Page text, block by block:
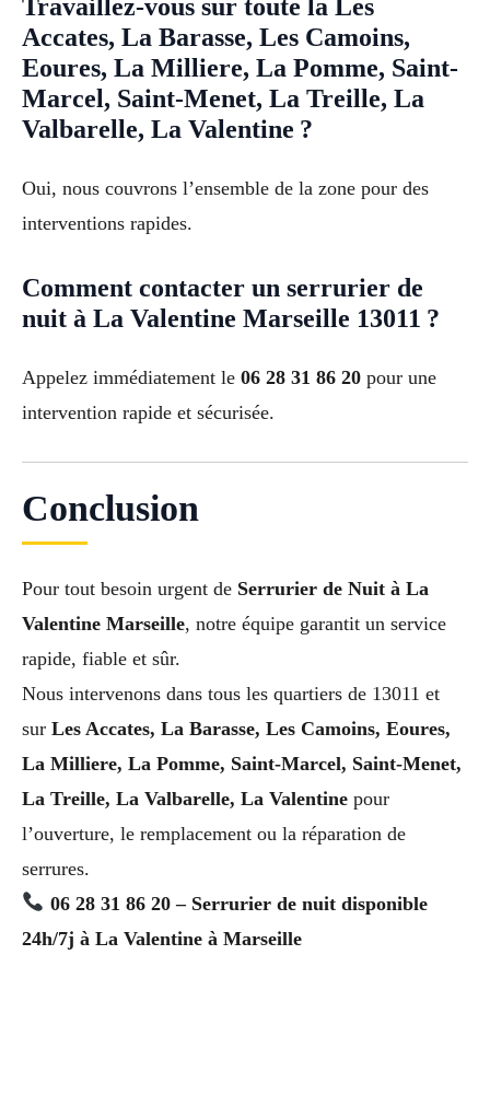
Travaillez-vous sur toute la Les
Accates, La Barasse, Les Camoins,
Eoures, La Milliere, La Pomme, Saint-
Marcel, Saint-Menet, La Treille, La
Valbarelle, La Valentine ?
Oui, nous couvrons l’ensemble de la zone pour des
interventions rapides.
Comment contacter un serrurier de
nuit à La Valentine Marseille 13011 ?
Appelez immédiatement le 06 28 31 86 20 pour une
intervention rapide et sécurisée.
Conclusion
Pour tout besoin urgent de Serrurier de Nuit à La
Valentine Marseille, notre équipe garantit un service
rapide, fiable et sûr.
Nous intervenons dans tous les quartiers de 13011 et
sur Les Accates, La Barasse, Les Camoins, Eoures,
La Milliere, La Pomme, Saint-Marcel, Saint-Menet,
La Treille, La Valbarelle, La Valentine pour
l’ouverture, le remplacement ou la réparation de
serrures.
06 28 31 86 20 – Serrurier de nuit disponible
24h/7j à La Valentine à Marseille